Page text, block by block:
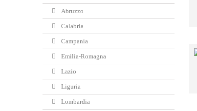
Abruzzo
Calabria
Campania
Emilia-Romagna
Lazio
Liguria
Lombardia